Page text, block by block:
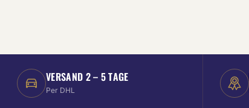
VERSAND 2 – 5 TAGE
Per DHL